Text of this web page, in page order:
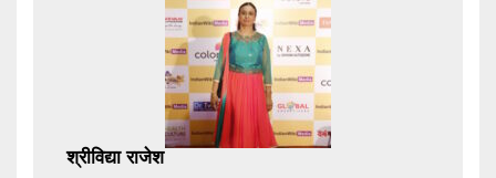
श्रीविद्या राजेश